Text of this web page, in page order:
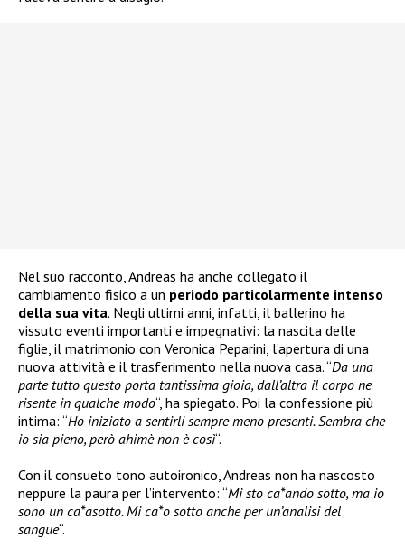
Nel suo racconto, Andreas ha anche collegato il
cambiamento fisico a un periodo particolarmente intenso
della sua vita. Negli ultimi anni, infatti, il ballerino ha
vissuto eventi importanti e impegnativi: la nascita delle
figlie, il matrimonio con Veronica Peparini, l’apertura di una
nuova attività e il trasferimento nella nuova casa. “Da una
parte tutto questo porta tantissima gioia, dall’altra il corpo ne
risente in qualche modo“, ha spiegato. Poi la confessione più
intima: “Ho iniziato a sentirli sempre meno presenti. Sembra che
io sia pieno, però ahimè non è così“.
Con il consueto tono autoironico, Andreas non ha nascosto
neppure la paura per l’intervento: “Mi sto ca*ando sotto, ma io
sono un ca*asotto. Mi ca*o sotto anche per un’analisi del
sangue“.